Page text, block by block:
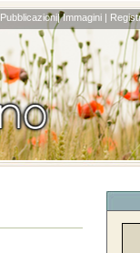
Pubblicazioni| Immagini |